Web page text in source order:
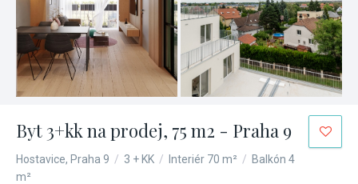
Byt 3+kk na prodej, 75 m2 - Praha 9
Hostavice, Praha 9 / 3 + KK / Interiér 70 m² / Balkón 4
m²